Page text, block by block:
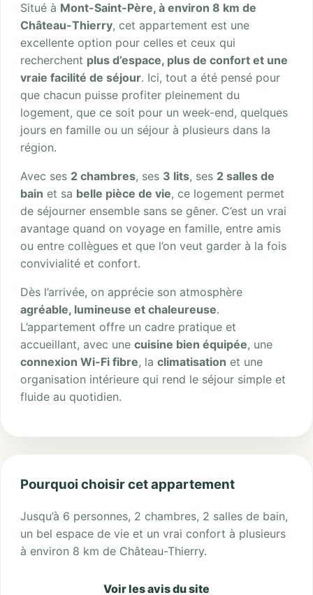
Situé à Mont-Saint-Père, à environ 8 km de
Château-Thierry, cet appartement est une
excellente option pour celles et ceux qui
recherchent plus d’espace, plus de confort et une
vraie facilité de séjour. Ici, tout a été pensé pour
que chacun puisse profiter pleinement du
logement, que ce soit pour un week-end, quelques
jours en famille ou un séjour à plusieurs dans la
région.
Avec ses 2 chambres, ses 3 lits, ses 2 salles de
bain et sa belle pièce de vie, ce logement permet
de séjourner ensemble sans se gêner. C’est un vrai
avantage quand on voyage en famille, entre amis
ou entre collègues et que l’on veut garder à la fois
convivialité et confort.
Dès l’arrivée, on apprécie son atmosphère
agréable, lumineuse et chaleureuse.
L’appartement offre un cadre pratique et
accueillant, avec une cuisine bien équipée, une
connexion Wi-Fi fibre, la climatisation et une
organisation intérieure qui rend le séjour simple et
fluide au quotidien.
Pourquoi choisir cet appartement
Jusqu’à 6 personnes, 2 chambres, 2 salles de bain,
un bel espace de vie et un vrai confort à plusieurs
à environ 8 km de Château-Thierry.
Voir les avis du site